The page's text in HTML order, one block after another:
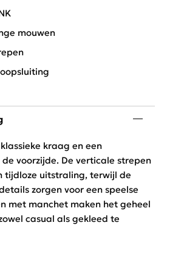
mouwen
kraag en een
voorzijde. De verticale strepen
tijdloze uitstraling, terwijl de
zorgen voor een speelse
met manchet maken het geheel
casual als gekleed te